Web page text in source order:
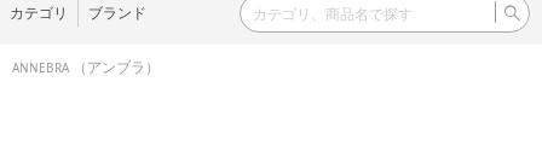
カテゴリ ブランド
ANNEBRA （アンブラ）